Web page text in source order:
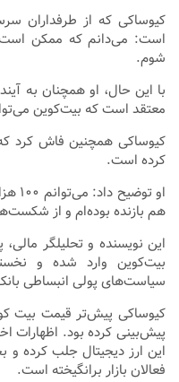
کیوساکی که از طرفداران
است: می‌دانم که ممکن است
شوم.
با این حال، او همچنان به
معتقد است که بیت‌کوین
کیوساکی همچنین فاش کرد
کرده است.
او
هم بازنده بوده‌ام و از
این نویسنده و تحلیلگر مالی،
سیاست‌های پولی انبساطی
پیش‌بینی کرده بود. اظهارات
این ارز دیجیتال جلب کرده و
فعالان بازار برانگیخته است.